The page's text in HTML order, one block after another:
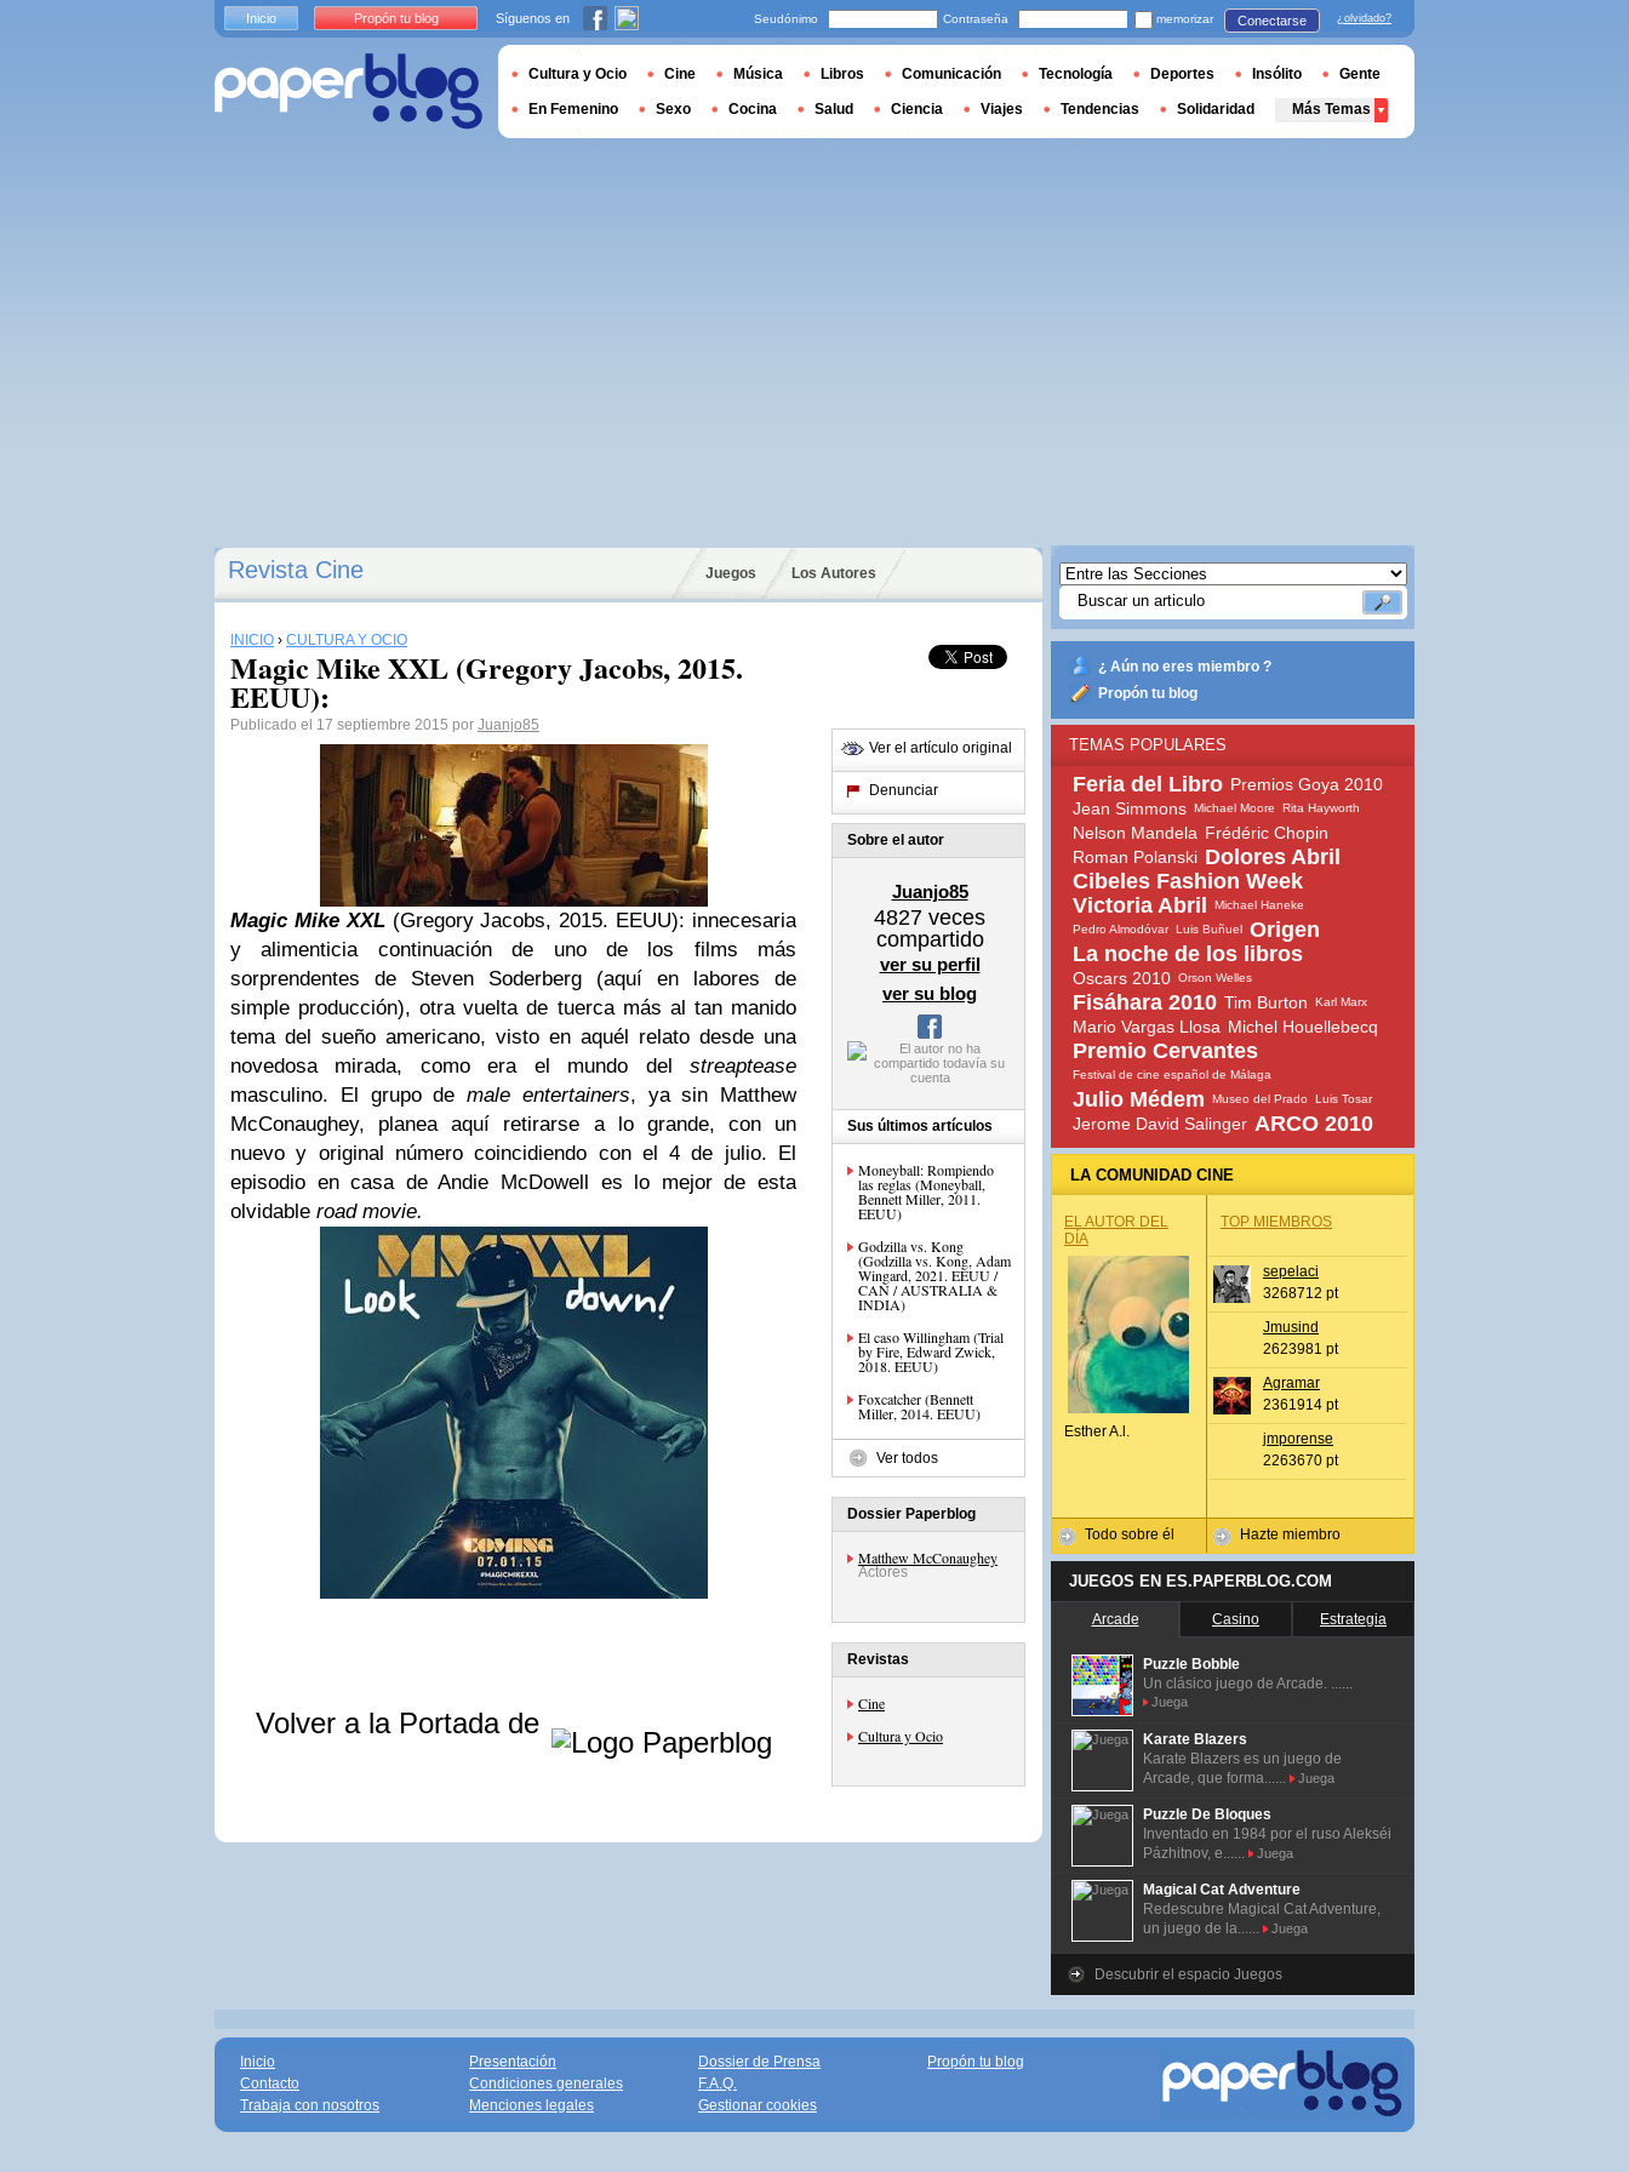
Revista Cine Juegos Los Autores
INICIO › CULTURA Y OCIO
Magic Mike XXL (Gregory Jacobs, 2015.
EEUU):
Publicado el 17 septiembre 2015 por Juanjo85
Magic Mike XXL (Gregory Jacobs, 2015. EEUU): innecesaria
y alimenticia continuación de uno de los films más
sorprendentes de Steven Soderberg (aquí en labores de
simple producción), otra vuelta de tuerca más al tan manido
tema del sueño americano, visto en aquél relato desde una
novedosa mirada, como era el mundo del streaptease
masculino. El grupo de male entertainers, ya sin Matthew
McConaughey, planea aquí retirarse a lo grande, con un
nuevo y original número coincidiendo con el 4 de julio. El
episodio en casa de Andie McDowell es lo mejor de esta
olvidable road movie.
Volver a la Portada de
Ver el artículo original
Denunciar
Sobre el autor
Juanjo85
4827 veces
compartido
ver su perfil
ver su blog
Sus últimos artículos
Moneyball: Rompiendo
las reglas (Moneyball,
Bennett Miller, 2011.
EEUU)
Godzilla vs. Kong
(Godzilla vs. Kong, Adam
Wingard, 2021. EEUU /
CAN / AUSTRALIA &
INDIA)
El caso Willingham (Trial
by Fire, Edward Zwick,
2018. EEUU)
Foxcatcher (Bennett
Miller, 2014. EEUU)
Ver todos
Dossier Paperblog
Matthew McConaughey
Actores
Revistas
Cine
Cultura y Ocio
¿ Aún no eres miembro ?
Propón tu blog
TEMAS POPULARES
Feria del Libro Premios Goya 2010
Jean Simmons Michael Moore Rita Hayworth
Nelson Mandela Frédéric Chopin
Roman Polanski Dolores Abril
Cibeles Fashion Week
Victoria Abril
Michael Haneke
Pedro Almodóvar Luis Buñuel Origen
La noche de los libros
Oscars 2010 Orson Welles
Fisáhara 2010 Tim Burton Karl Marx
Mario Vargas Llosa Michel Houellebecq
Premio Cervantes
Festival de cine español de Málaga
Julio Médem Museo del Prado Luis Tosar
Jerome David Salinger ARCO 2010
LA COMUNIDAD CINE
EL AUTOR DEL
DÍA
Esther A.l.
Todo sobre él
TOP MIEMBROS
sepelaci
3268712 pt
Jmusind
2623981 pt
Agramar
2361914 pt
jmporense
2263670 pt
Hazte miembro
JUEGOS EN ES.PAPERBLOG.COM
Arcade Casino Estrategia
Puzzle Bobble
Un clásico juego de Arcade. ......
Juega
Karate Blazers
Karate Blazers es un juego de
Arcade, que forma......
Juega
Puzzle De Bloques
Inventado en 1984 por el ruso Alekséi
Pázhitnov, e......
Juega
Magical Cat Adventure
Redescubre Magical Cat Adventure,
un juego de la......
Juega
Descubrir el espacio Juegos
Inicio Propón tu blog Síguenos en Seudónimo Contraseña memorizar Conectarse ¿olvidado?
Cultura y Ocio Cine Música Libros Comunicación Tecnología Deportes Insólito Gente
En Femenino Sexo Cocina Salud Ciencia Viajes Tendencias Solidaridad Más Temas
Inicio
Contacto
Trabaja con nosotros
Presentación
Condiciones generales
Menciones legales
Dossier de Prensa
F.A.Q.
Gestionar cookies
Propón tu blog